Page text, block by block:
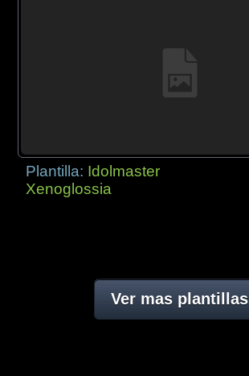
Plantilla: Idolmaster
Xenoglossia
Ver mas plantillas